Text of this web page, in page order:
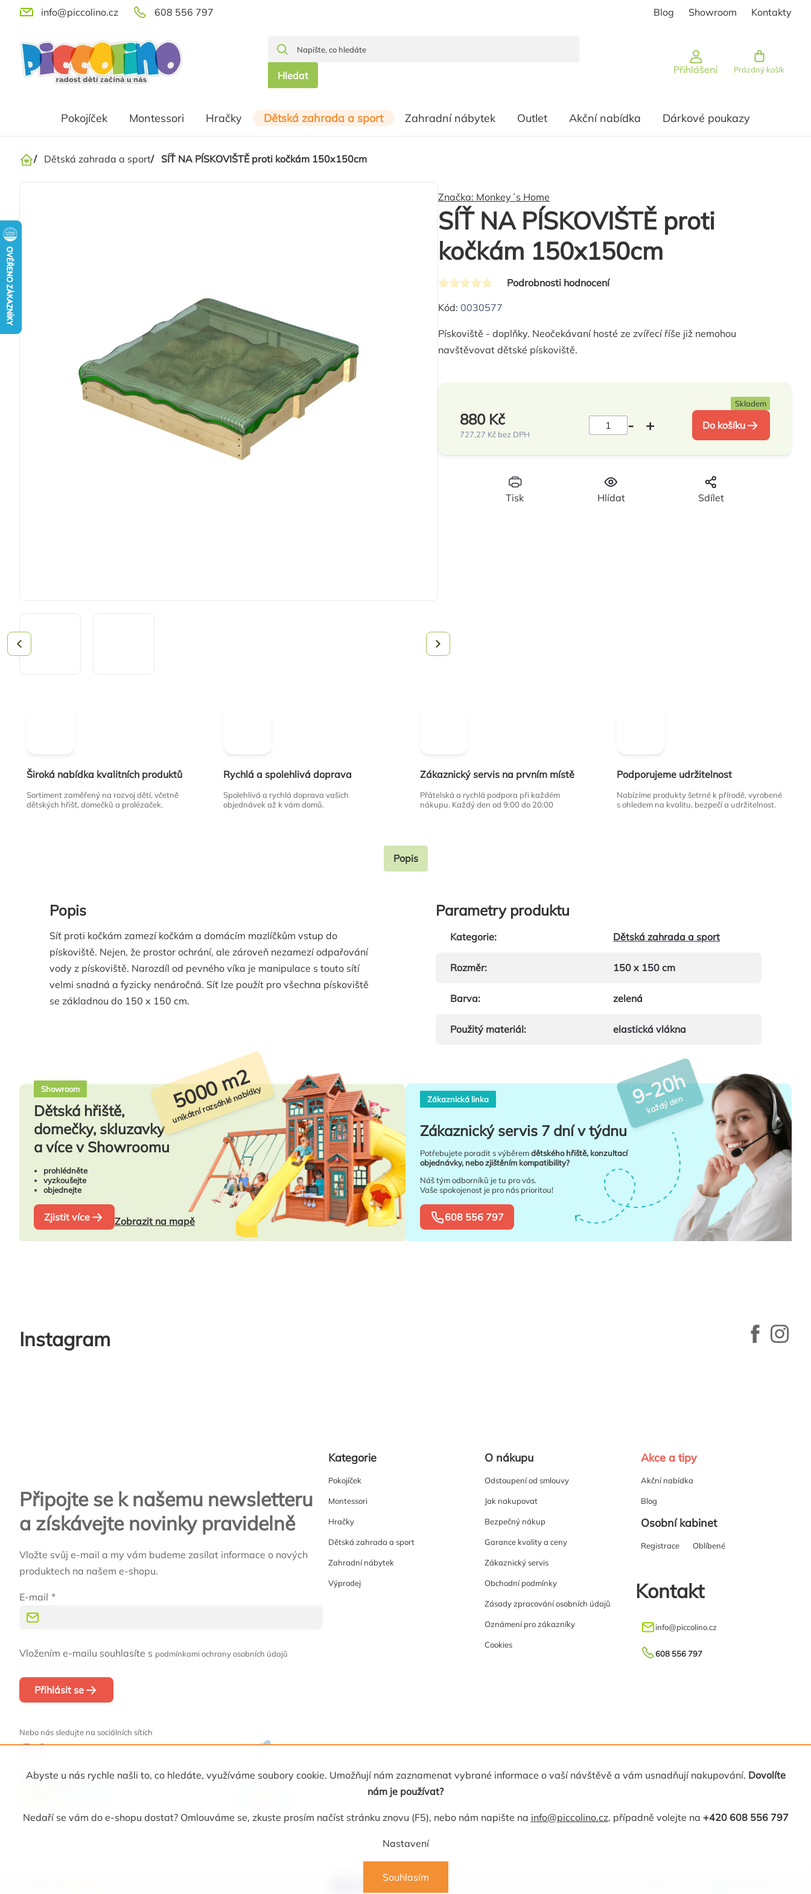
Abyste u nás rychle našli to, co hledáte, využíváme soubory cookie. Umožňují nám zaznamenat vybrané informace o vaší návštěvě a vám usnadňují nakupování. Dovolíte
nám je používat?
Nedaří se vám do e-shopu dostat? Omlouváme se, zkuste prosím načíst stránku znovu (F5), nebo nám napište na info@piccolino.cz, případně volejte na +420 608 556 797
Nastavení
Souhlasím
Přejít
obsah
608 556 797
info@piccolino.cz Blog Showroom Kontakty
Hledat Přihlášení Nákupní košík
Prázdný košík
Pokojíček Montessori Hračky Dětská zahrada a sport Zahradní nábytek Outlet Akční nabídka Dárkové poukazy
Domů
/ Dětská zahrada a sport/ SÍŤ NA PÍSKOVIŠTĚ proti kočkám 150x150cm
SÍŤ NA PÍSKOVIŠTĚ proti
kočkám 150x150cm
Průměrné
hodnocení
je
0,0
Podrobnosti hodnocení
Značka: Monkey´s Home
Kód: 0030577
Pískoviště - doplňky. Neočekávaní hosté ze zvířecí říše již nemohou
navštěvovat dětské pískoviště.
Tisk Hlídat Sdílet
Skladem
880 Kč
727,27 Kč bez DPH
Do košíku
Široká nabídka kvalitních produktů
Sortiment zaměřený na rozvoj dětí, včetně
dětských hřišť, domečků a prolézaček.
Rychlá a spolehlivá doprava
Spolehlivá a rychlá doprava vašich
objednávek až k vám domů.
Zákaznický servis na prvním místě
Přátelská a rychlá podpora při každém
nákupu. Každý den od 9:00 do 20:00
Podporujeme udržitelnost
Nabízíme produkty šetrné k přírodě, vyrobené
s ohledem na kvalitu, bezpečí a udržitelnost.
Popis
Popis
Síť proti kočkám zamezí kočkám a domácím mazlíčkům vstup do
pískoviště. Nejen, že prostor ochrání, ale zároveň nezamezí odpařování
vody z pískoviště. Narozdíl od pevného víka je manipulace s touto sítí
velmi snadná a fyzicky nenáročná. Síť lze použít pro všechna pískoviště
se základnou do 150 x 150 cm.
Parametry produktu
Kategorie: Dětská zahrada a sport
Rozměr: 150 x 150 cm
Barva: zelená
Použitý materiál: elastická vlákna
Showroom
Dětská hřiště,
domečky, skluzavky
a více v Showroomu
prohlédněte
vyzkoušejte
objednejte
Zjistit více Zobrazit na mapě
5000 m2
unikátní rozsáhlé nabídky Zákaznická linka
Zákaznický servis 7 dní v týdnu
Potřebujete poradit s výběremdětského hřiště, konzultací
objednávky, nebo zjištěním kompatibility?
Náš tým odborníků je tu pro vás.
Vaše spokojenost je pro nás prioritou!
608 556 797
9-20h
každý den
Instagram
Připojte se k našemu newsletteru
a získávejte novinky pravidelně
Vložte svůj e-mail a my vám budeme zasílat informace o nových
produktech na našem e-shopu.
E-mail
Vložením e-mailu souhlasíte s podmínkami ochrany osobních údajů
Přihlásit se
Nebo nás sledujte na sociálních sítích
Naši partneři
Kategorie
Pokojíček
Montessori
Hračky
Dětská zahrada a sport
Zahradní nábytek
Výprodej
O nákupu
Odstoupení od smlouvy
Jak nakupovat
Bezpečný nákup
Garance kvality a ceny
Zákaznický servis
Obchodní podmínky
Zásady zpracování osobních údajů
Oznámení pro zákazníky
Cookies
Akce a tipy
Akční nabídka
Blog
Osobní kabinet
Registrace Oblíbené
Kontakt
info@piccolino.cz
608 556 797